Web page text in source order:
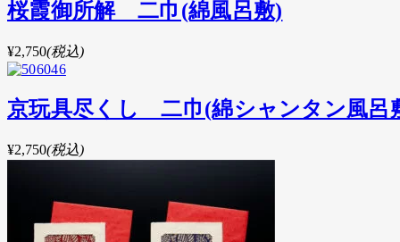
桜霞御所解 二巾(綿風呂敷)
¥2,750(税込)
京玩具尽くし 二巾(綿シャンタン風呂
¥2,750(税込)